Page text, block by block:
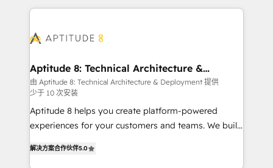
votre projet HubSpot, contactez notre équipe pour
l'international, nous travaillons avec des ETI
delà d’une simple transformation digitale et des
➤ L’intégration de CRM et de méthodologie RevOps
pour aligner les équipes marketing, commerciales et
support client (data migration, synchronisation API,
audit et maintenance) ➤ La création de sites internet
de conversion qui transforment les visiteurs en
stratégies d'acquisition marketing (SEO, SEA,
Aptitude 8: Technical Architecture &
Deployment
由 Aptitude 8: Technical Architecture & Deployment 提供
少于 10 次安装
Aptitude 8 helps you create platform-powered
experiences for your customers and teams. We build
across your entire tech stack. Aptitude 8 is trusted
解决方案合作伙伴5.0